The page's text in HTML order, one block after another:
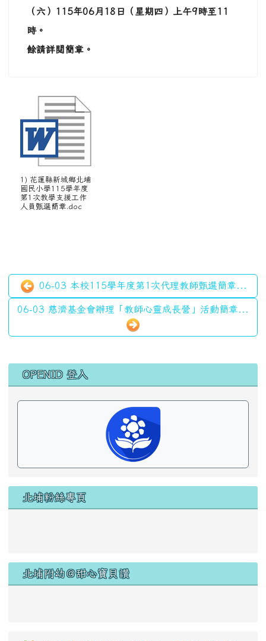
（六）
115年06月 18 日（星期四）上午9時至 11
時。
餘請詳閱簡章。
1) 花蓮縣新城鄉北埔
國民小學115學年度
第1次教學支援工作
人員甄選簡章.doc
06-03 本校115學年度第1次代理教師甄選簡章...
06-03 慈濟基金會辦理「教師心靈成長營」活動簡章...
左邊區域內容
OPENID 登入
北埔粉絲專頁
北埔附幼＠甜心寶貝讚